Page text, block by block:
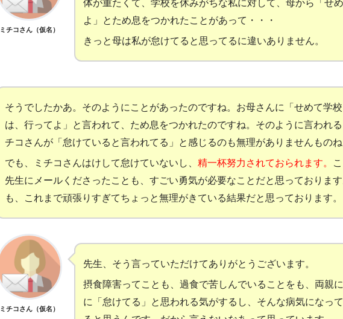
ミチコさん（仮名）
体が重たくて、学校を休みがちな私に対して、母から「せ
よ」とため息をつかれたことがあって・・・
きっと母は私が怠けてると思ってるに違いありません。
そうでしたかあ。そのようにことがあったのですね。お母さんに「せめて学
は、行ってよ」と言われて、ため息をつかれたのですね。そのように言われる
チコさんが「怠けていると言われてる」と感じるのも無理がありませんものね
でも、ミチコさんはけして怠けていないし、 精一杯努力されておられます。
先生にメールくださったことも、すごい勇気が必要なことだと思っておりま
も、これまで頑張りすぎてちょっと無理がきている結果だと思っております。
ミチコさん（仮名）
先生、そう言っていただけてありがとうございます。
摂食障害ってことも、過食で苦しんでいることをも、両親
に「怠けてる」と思われる気がするし、そんな病気になっ